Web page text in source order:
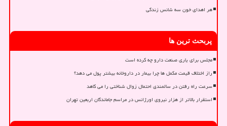
هر اهدای خون سه شانس زندگی
پربحث ترین ها
مجلس برای یاری صنعت دارو چه کرده است
راز اختلاف قیمت مکمل ها چرا بیمار در داروخانه بیشتر پول می دهد؟
سرعت راه رفتن در سالمندی احتمال زوال شناختی را می کاهد
استقرار بالاتر از هزار نیروی اورژانس در مراسم جاماندگان اربعین تهران